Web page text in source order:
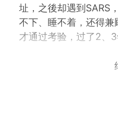
址，之後却遇到SARS
不下、睡不着，还得
才通过考验，过了2、3
巷仔内美食，坚持传统